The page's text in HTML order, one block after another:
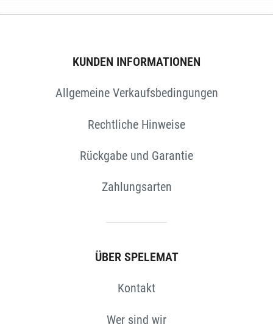
KUNDEN INFORMATIONEN
Allgemeine Verkaufsbedingungen
Rechtliche Hinweise
Rückgabe und Garantie
Zahlungsarten
ÜBER SPELEMAT
Kontakt
Wer sind wir